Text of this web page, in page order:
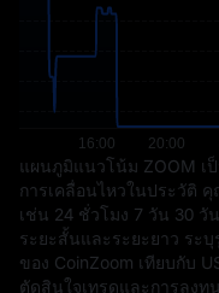
แผนภูมิแนวโน้ม ZOOM เ
การเคลื่อนไหวในประวัติ
เช่น 24 ชั่วโมง 7 วัน 30 วั
ระยะสั้นและระยะยาว ระ
ของ CoinZoom เทียบกับ
ตัดสินใจเทรดและการลง